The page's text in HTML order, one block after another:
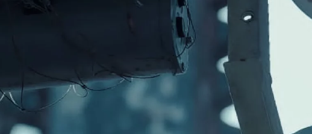
التقارير والعروض
التقديمية
الإعلانات
الممارسات البيئية
والاجتماعية وحوكمة
التواصل للمستثمرين
الطرح العام الأولي